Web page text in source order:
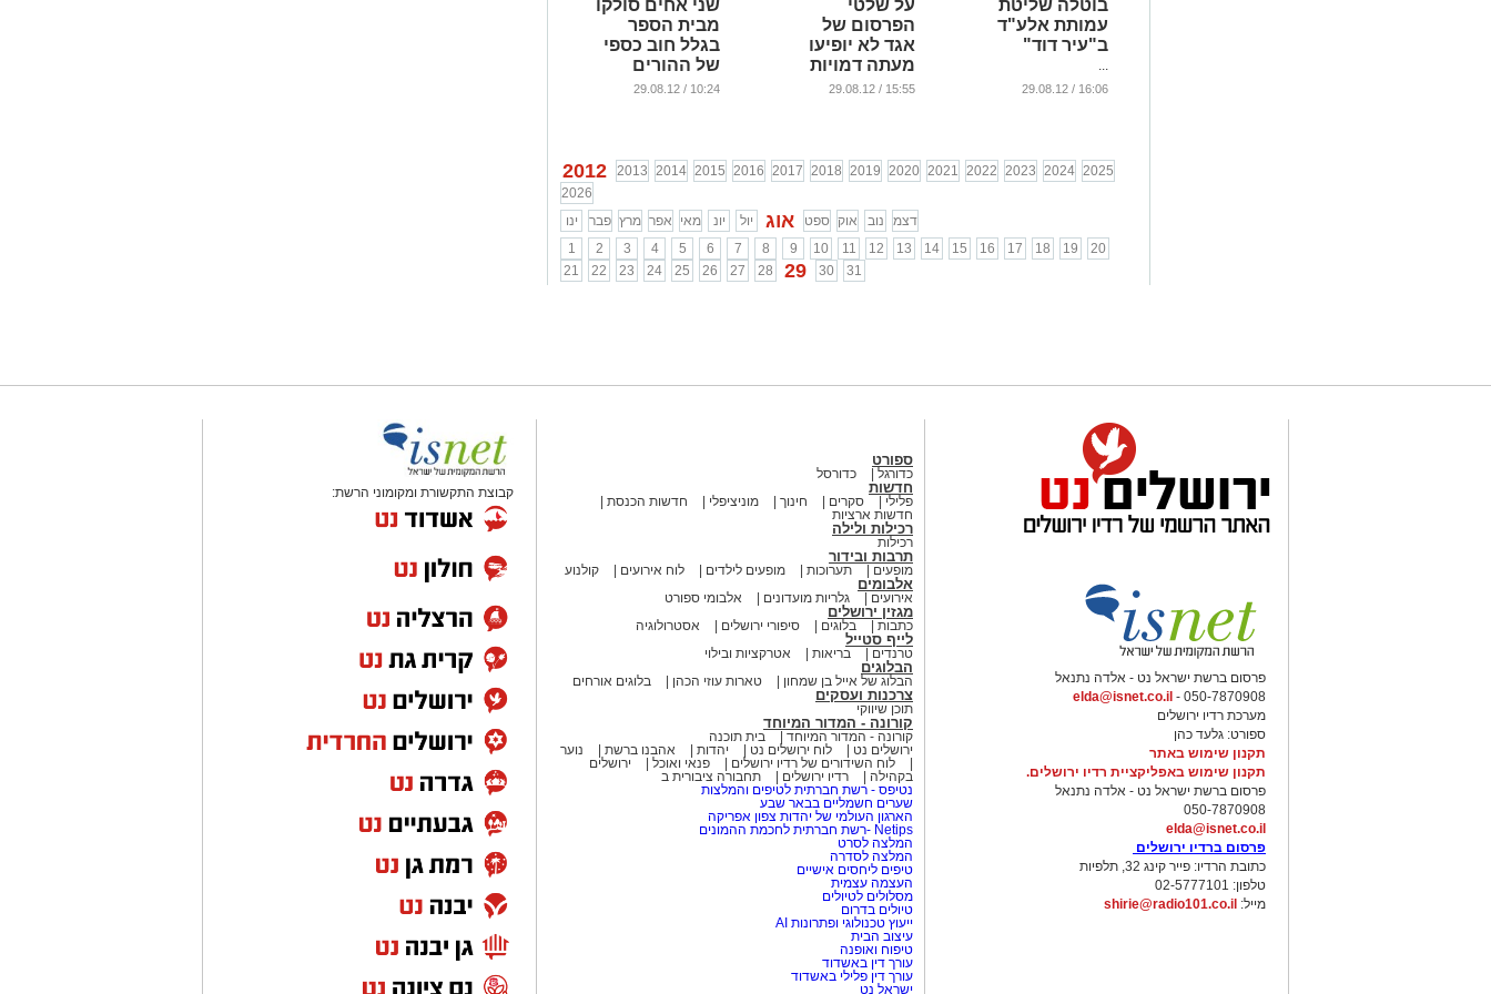
בוטלה שליטת
עמותת אלע"ד
ב"עיר דוד"
...
16:06 / 29.08.12
על שלטי
הפרסום של
אגד לא יופיעו
מעתה דמויות
אנושיות
15:55 / 29.08.12
שני אחים סולקו
מבית הספר
בגלל חוב כספי
של ההורים
...
10:24 / 29.08.12
2012 2013 2014 2015 2016 2017 2018 2019 2020 2021 2022 2023 2024 2025
2026
ינו
פבר מרץ אפר מאי יונ יול אוג ספט אוק נוב
דצמ
1
2 3 4 5 6 7 8 9 10 11 12 13 14 15 16 17 18 19
20
21
22 23 24 25 26 27 28 29 30 31
פרסום ברשת ישראל נט - אלדה נתנאל
050-7870908 -
elda@isnet.co.il
מערכת רדיו ירושלים
ספורט: גלעד כהן
תקנון שימוש באתר
תקנון שימוש באפליקציית רדיו ירושלים.
פרסום ברשת ישראל נט - אלדה נתנאל
050-7870908
elda@isnet.co.il
פרסום ברדיו ירושלים
כתובת הרדיו: פייר קינג 32, תלפיות
טלפון: 02-5777101
מייל: shirie@radio101.co.il
ספורט
כדורגל כדורסל
חדשות
פלילי סקרים חינוך מוניציפלי
חדשות הכנסת
חדשות ארציות
רכילות ולילה
רכילות
תרבות ובידור
מופעים תערוכות מופעים לילדים לוח אירועים קולנוע
אלבומים
אירועים גלריות מועדונים אלבומי ספורט
מגזין ירושלים
כתבות בלוגים סיפורי ירושלים אסטרולוגיה
לייף סטייל
טרנדים בריאות אטרקציות ובילוי
הבלוגים
הבלוג של אייל בן שמחון טארות עוזי הכהן בלוגים אורחים
צרכנות ועסקים
תוכן שיווקי
קורונה - המדור המיוחד
קורונה - המדור המיוחד
בית תוכנה
ירושלים נט
לוח ירושלים נט יהדות אהבנו ברשת
נוער
לוח השידורים של רדיו ירושלים
פנאי ואוכל
ירושלים
בקהילה
רדיו ירושלים
תחבורה ציבורית ב
נטיפס - רשת חברתית לטיפים והמלצות
שערים חשמליים בבאר שבע
הארגון העולמי של יהדות צפון אפריקה
Netips -רשת חברתית לחכמת ההמונים
המלצה לסרט
המלצה לסדרה
טיפים ליחסים אישיים
העצמה עצמית
מסלולים לטיולים
טיולים בדרום
ייעוץ טכנולוגי ופתרונות AI
עיצוב הבית
טיפוח ואופנה
עורך דין באשדוד
עורך דין פלילי באשדוד
ישראל נט
קבוצת התקשורת ומקומוני הרשת: